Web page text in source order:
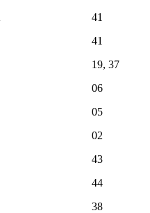
41
41
19, 37
06
05
02
43
44
38